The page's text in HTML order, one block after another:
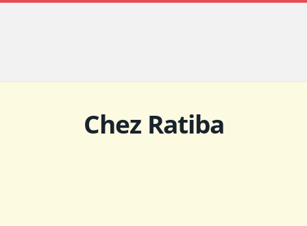
Chez Ratiba